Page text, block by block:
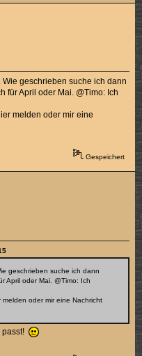
geschrieben suche ich dann
für April oder Mai. @Timo: Ich
melden oder mir eine
Gespeichert
geschrieben suche ich dann
April oder Mai. @Timo: Ich
oder mir eine Nachricht
passt!